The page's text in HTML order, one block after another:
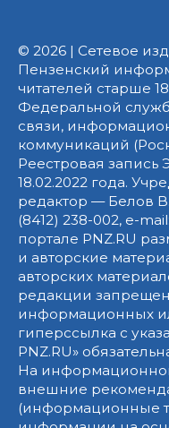
© 2026 | Сетевое
Пензенский
читателей старше
Федеральной
связи,
коммуникаций
Реестровая
18.02.2022 года.
редактор — Белов
(8412) 238-002, e-
портале PNZ.RU
и авторские
авторских
редакции
информационных
гиперссылка с
PNZ.RU»
На
внешние
(информационные